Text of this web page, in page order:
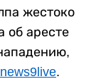
жестоко
об аресте
news9live.